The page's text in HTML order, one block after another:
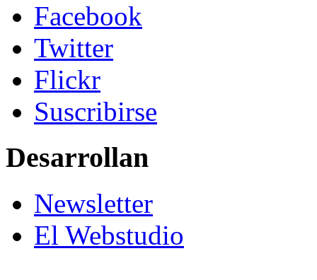
Facebook
Twitter
Flickr
Suscribirse
Desarrollan
Newsletter
El Webstudio